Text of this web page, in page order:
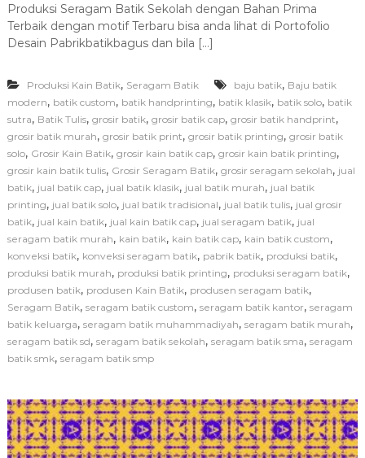
d
a
d
u
k
S
e
r
a
g
m
B
a
t
i
k
e
a
h
d
e
Produksi Seragam Batik Sekolah dengan Bahan Prima
Terbaik dengan motif Terbaru bisa anda lihat di Portofolio
Desain Pabrikbatikbagus dan bila […]
Produksi Kain Batik, Seragam Batik baju batik, Baju batik
modern, batik custom, batik handprinting, batik klasik, batik solo, batik
sutra, Batik Tulis, grosir batik, grosir batik cap, grosir batik handprint,
grosir batik murah, grosir batik print, grosir batik printing, grosir batik
solo, Grosir Kain Batik, grosir kain batik cap, grosir kain batik printing,
grosir kain batik tulis, Grosir Seragam Batik, grosir seragam sekolah, jual
batik, jual batik cap, jual batik klasik, jual batik murah, jual batik
printing, jual batik solo, jual batik tradisional, jual batik tulis, jual grosir
batik, jual kain batik, jual kain batik cap, jual seragam batik, jual
seragam batik murah, kain batik, kain batik cap, kain batik custom,
konveksi batik, konveksi seragam batik, pabrik batik, produksi batik,
produksi batik murah, produksi batik printing, produksi seragam batik,
produsen batik, produsen Kain Batik, produsen seragam batik,
Seragam Batik, seragam batik custom, seragam batik kantor, seragam
batik keluarga, seragam batik muhammadiyah, seragam batik murah,
seragam batik sd, seragam batik sekolah, seragam batik sma, seragam
batik smk, seragam batik smp